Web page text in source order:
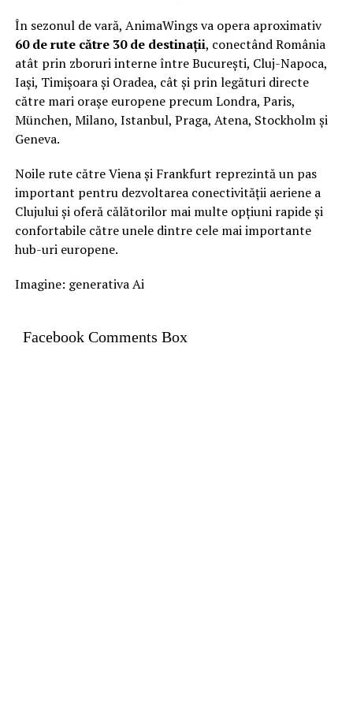
În sezonul de vară, AnimaWings va opera aproximativ
60 de rute către 30 de destinații, conectând România
atât prin zboruri interne între București, Cluj-Napoca,
Iași, Timișoara și Oradea, cât și prin legături directe
către mari orașe europene precum Londra, Paris,
München, Milano, Istanbul, Praga, Atena, Stockholm și
Geneva.
Noile rute către Viena și Frankfurt reprezintă un pas
important pentru dezvoltarea conectivității aeriene a
Clujului și oferă călătorilor mai multe opțiuni rapide și
confortabile către unele dintre cele mai importante
hub-uri europene.
Imagine: generativa Ai
Facebook Comments Box